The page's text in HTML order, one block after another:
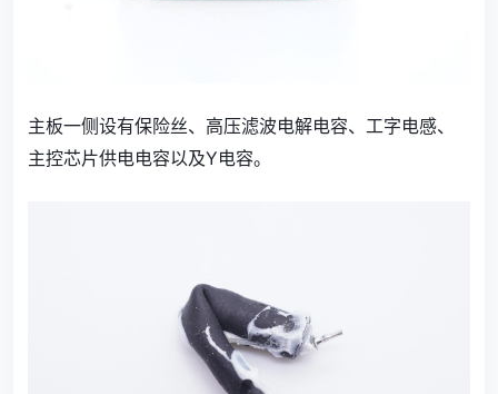
主板一侧设有保险丝、高压滤波电解电容、工字电感、
主控芯片供电电容以及Y电容。